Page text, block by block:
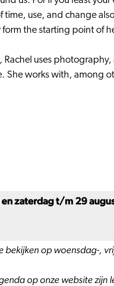
time, use, and change
the starting point of
Rachel uses
She works with, among
zaterdag t/m 29
bekijken op woensdag-,
op onze website zijn